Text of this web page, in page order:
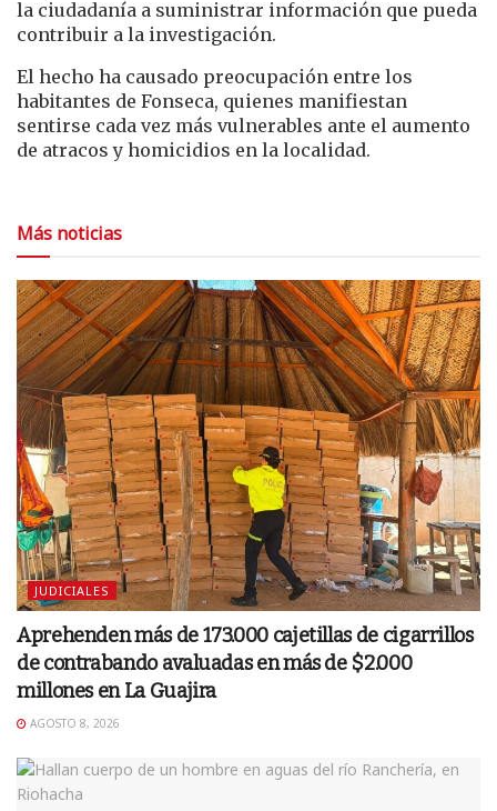
la ciudadanía a suministrar información que pueda
contribuir a la investigación.
El hecho ha causado preocupación entre los
habitantes de Fonseca, quienes manifiestan
sentirse cada vez más vulnerables ante el aumento
de atracos y homicidios en la localidad.
Más noticias
JUDICIALES
Aprehenden más de 173.000 cajetillas de cigarrillos
de contrabando avaluadas en más de $2.000
millones en La Guajira
AGOSTO 8, 2026